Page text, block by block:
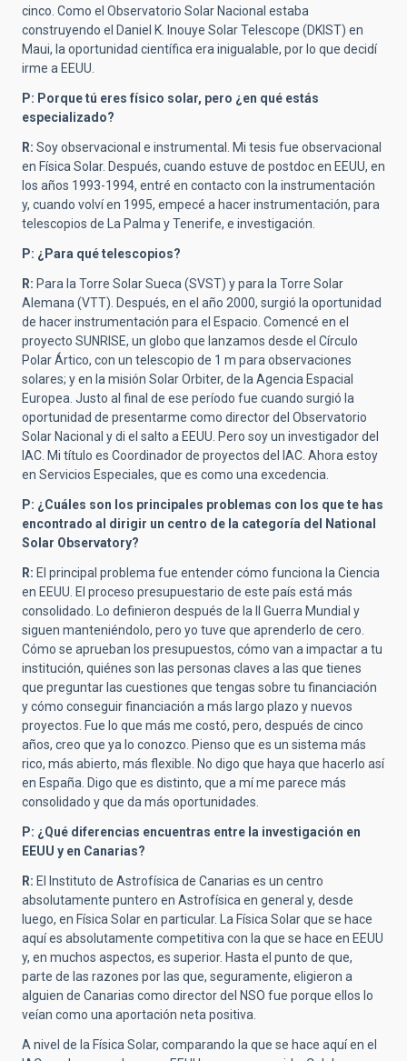
cinco. Como el Observatorio Solar Nacional estaba
construyendo el Daniel K. Inouye Solar Telescope (DKIST) en
Maui, la oportunidad científica era inigualable, por lo que decidí
irme a EEUU.
P: Porque tú eres físico solar, pero ¿en qué estás
especializado?
R: Soy observacional e instrumental. Mi tesis fue observacional
en Física Solar. Después, cuando estuve de postdoc en EEUU, en
los años 1993-1994, entré en contacto con la instrumentación
y, cuando volví en 1995, empecé a hacer instrumentación, para
telescopios de La Palma y Tenerife, e investigación.
P: ¿Para qué telescopios?
R: Para la Torre Solar Sueca (SVST) y para la Torre Solar
Alemana (VTT). Después, en el año 2000, surgió la oportunidad
de hacer instrumentación para el Espacio. Comencé en el
proyecto SUNRISE, un globo que lanzamos desde el Círculo
Polar Ártico, con un telescopio de 1 m para observaciones
solares; y en la misión Solar Orbiter, de la Agencia Espacial
Europea. Justo al final de ese período fue cuando surgió la
oportunidad de presentarme como director del Observatorio
Solar Nacional y di el salto a EEUU. Pero soy un investigador del
IAC. Mi título es Coordinador de proyectos del IAC. Ahora estoy
en Servicios Especiales, que es como una excedencia.
P: ¿Cuáles son los principales problemas con los que te has
encontrado al dirigir un centro de la categoría del National
Solar Observatory?
R: El principal problema fue entender cómo funciona la Ciencia
en EEUU. El proceso presupuestario de este país está más
consolidado. Lo definieron después de la II Guerra Mundial y
siguen manteniéndolo, pero yo tuve que aprenderlo de cero.
Cómo se aprueban los presupuestos, cómo van a impactar a tu
institución, quiénes son las personas claves a las que tienes
que preguntar las cuestiones que tengas sobre tu financiación
y cómo conseguir financiación a más largo plazo y nuevos
proyectos. Fue lo que más me costó, pero, después de cinco
años, creo que ya lo conozco. Pienso que es un sistema más
rico, más abierto, más flexible. No digo que haya que hacerlo así
en España. Digo que es distinto, que a mí me parece más
consolidado y que da más oportunidades.
P: ¿Qué diferencias encuentras entre la investigación en
EEUU y en Canarias?
R: El Instituto de Astrofísica de Canarias es un centro
absolutamente puntero en Astrofísica en general y, desde
luego, en Física Solar en particular. La Física Solar que se hace
aquí es absolutamente competitiva con la que se hace en EEUU
y, en muchos aspectos, es superior. Hasta el punto de que,
parte de las razones por las que, seguramente, eligieron a
alguien de Canarias como director del NSO fue porque ellos lo
veían como una aportación neta positiva.
A nivel de la Física Solar, comparando la que se hace aquí en el